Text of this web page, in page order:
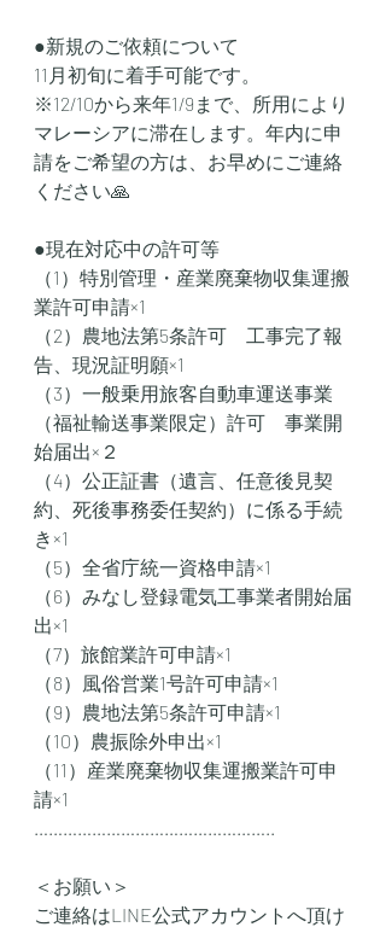
●新規のご依頼について
11月初旬に着手可能です。
※12/10から来年1/9まで、所用により
マレーシアに滞在します。年内に申
請をご希望の方は、お早めにご連絡
ください🙏
●現在対応中の許可等
（1）特別管理・産業廃棄物収集運搬
業許可申請×1
（2）農地法第5条許可　工事完了報
告、現況証明願×1
（3）一般乗用旅客自動車運送事業
（福祉輸送事業限定）許可　事業開
始届出×２
（4）公正証書（遺言、任意後見契
約、死後事務委任契約）に係る手続
き×1
（5）全省庁統一資格申請×1
（6）みなし登録電気工事業者開始届
出×1
（7）旅館業許可申請×1
（8）風俗営業1号許可申請×1
（9）農地法第5条許可申請×1
（10）農振除外申出×1
（11）産業廃棄物収集運搬業許可申
請×1
…………………………………………..
＜お願い＞
ご連絡はLINE公式アカウントへ頂け